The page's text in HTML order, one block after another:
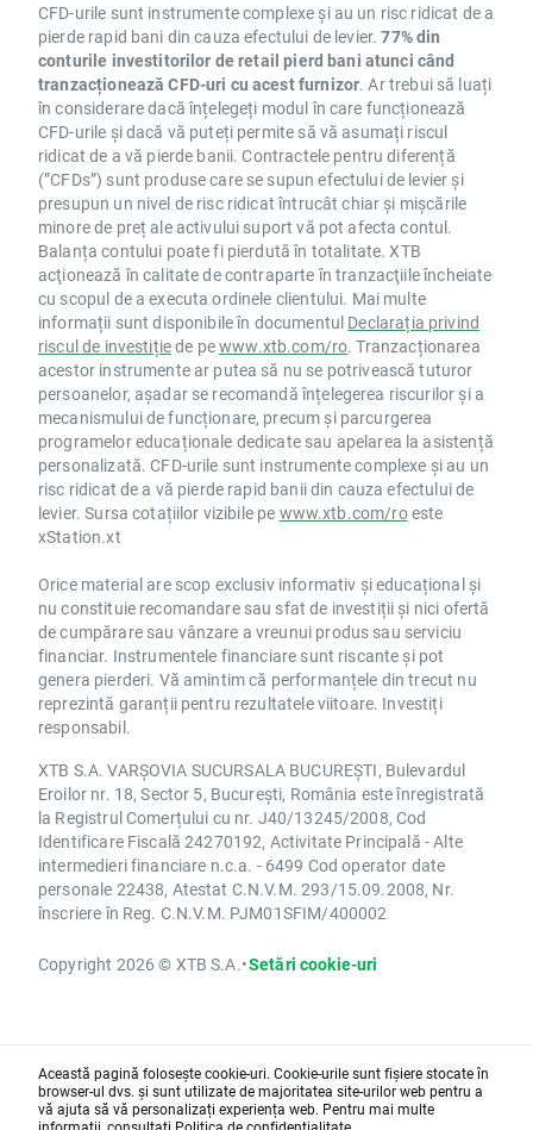
CFD-urile sunt instrumente complexe și au un risc ridicat de a
pierde rapid bani din cauza efectului de levier.77% din
conturile investitorilor de retail pierd bani atunci când
tranzacționează CFD-uri cu acest furnizor. Ar trebui să luați
în considerare dacă înțelegeți modul în care funcționează
CFD-urile și dacă vă puteți permite să vă asumați riscul
ridicat de a vă pierde banii. Contractele pentru diferență
(”CFDs”) sunt produse care se supun efectului de levier și
presupun un nivel de risc ridicat întrucât chiar și mișcările
minore de preț ale activului suport vă pot afecta contul.
Balanța contului poate fi pierdută în totalitate. XTB
acţionează în calitate de contraparte în tranzacţiile încheiate
cu scopul de a executa ordinele clientului. Mai multe
informații sunt disponibile în documentul Declarația privind
riscul de investițiede pewww.xtb.com/ro. Tranzacționarea
acestor instrumente ar putea să nu se potrivească tuturor
persoanelor, așadar se recomandă înțelegerea riscurilor și a
mecanismului de funcționare, precum și parcurgerea
programelor educaționale dedicate sau apelarea la asistență
personalizată. CFD-urile sunt instrumente complexe și au un
risc ridicat de a vă pierde rapid banii din cauza efectului de
levier. Sursa cotațiilor vizibile pe www.xtb.com/roeste
xStation.xt
Orice material are scop exclusiv informativ și educațional și
nu constituie recomandare sau sfat de investiții și nici ofertă
de cumpărare sau vânzare a vreunui produs sau serviciu
financiar. Instrumentele financiare sunt riscante și pot
genera pierderi. Vă amintim că performanțele din trecut nu
reprezintă garanții pentru rezultatele viitoare. Investiți
responsabil.
XTB S.A. VARȘOVIA SUCURSALA BUCUREȘTI, Bulevardul
Eroilor nr. 18, Sector 5, București, România este înregistrată
la Registrul Comerțului cu nr. J40/13245/2008, Cod
Identificare Fiscală 24270192, Activitate Principală - Alte
intermedieri financiare n.c.a. - 6499 Cod operator date
personale 22438, Atestat C.N.V.M. 293/15.09.2008, Nr.
înscriere în Reg. C.N.V.M. PJM01SFIM/400002
Copyright 2026 © XTB S.A.•Setări cookie-uri
Această pagină folosește cookie-uri. Cookie-urile sunt fișiere stocate în
browser-ul dvs. și sunt utilizate de majoritatea site-urilor web pentru a
vă ajuta să vă personalizați experiența web. Pentru mai multe